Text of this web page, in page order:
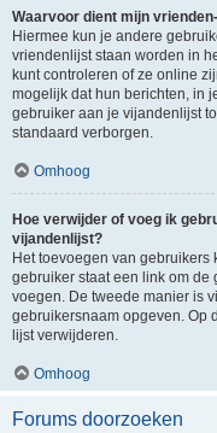
Waarvoor dient mijn
Hiermee kun je andere
vriendenlijst staan worden in
kunt controleren of ze online
mogelijk dat hun berichten, in
gebruiker aan je vijandenlijst
standaard verborgen.
Omhoog
Hoe verwijder of voeg ik
vijandenlijst?
Het toevoegen van
gebruiker staat een link om de
voegen. De tweede manier is
gebruikersnaam opgeven. Op
lijst verwijderen.
Omhoog
Forums doorzoeken